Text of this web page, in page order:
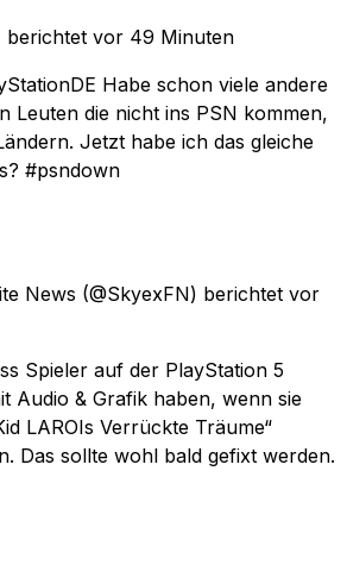
berichtet vor 49 Minuten
Habe schon viele andere
Leuten die nicht ins PSN kommen,
Jetzt habe ich das gleiche
#psndown
News (@SkyexFN) berichtet vor
Spieler auf der PlayStation 5
Audio & Grafik haben, wenn sie
LAROIs Verrückte Träume“
Das sollte wohl bald gefixt werden.